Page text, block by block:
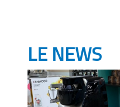
LE NEWS